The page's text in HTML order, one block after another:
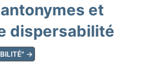
et
dispersabilité
→